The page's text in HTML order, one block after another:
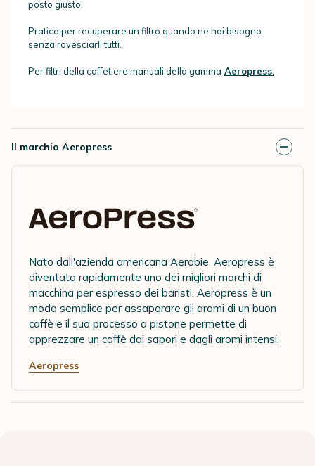
posto giusto.
Pratico per recuperare un filtro quando ne hai bisogno
senza rovesciarli tutti.
Per filtri della caffetiere manuali della gamma Aeropress.
Il marchio Aeropress
Nato dall'azienda americana Aerobie, Aeropress è
diventata rapidamente uno dei migliori marchi di
macchina per espresso dei baristi. Aeropress è un
modo semplice per assaporare gli aromi di un buon
caffè e il suo processo a pistone permette di
apprezzare un caffè dai sapori e dagli aromi intensi.
Aeropress